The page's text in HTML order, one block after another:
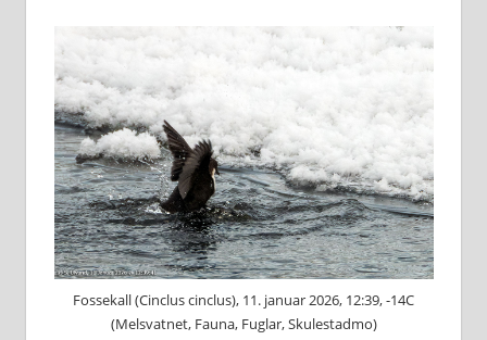
Fossekall (Cinclus cinclus), 11. januar 2026, 12:39, -14C
(Melsvatnet, Fauna, Fuglar, Skulestadmo)